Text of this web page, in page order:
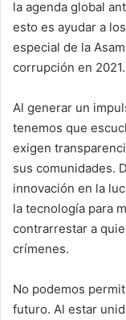
la agenda global
esto es ayudar a
especial de la
corrupción en 2021.
Al generar un
tenemos que
exigen
sus comunidades.
innovación en la
la tecnología para
contrarrestar a
crímenes.
No podemos
futuro. Al estar